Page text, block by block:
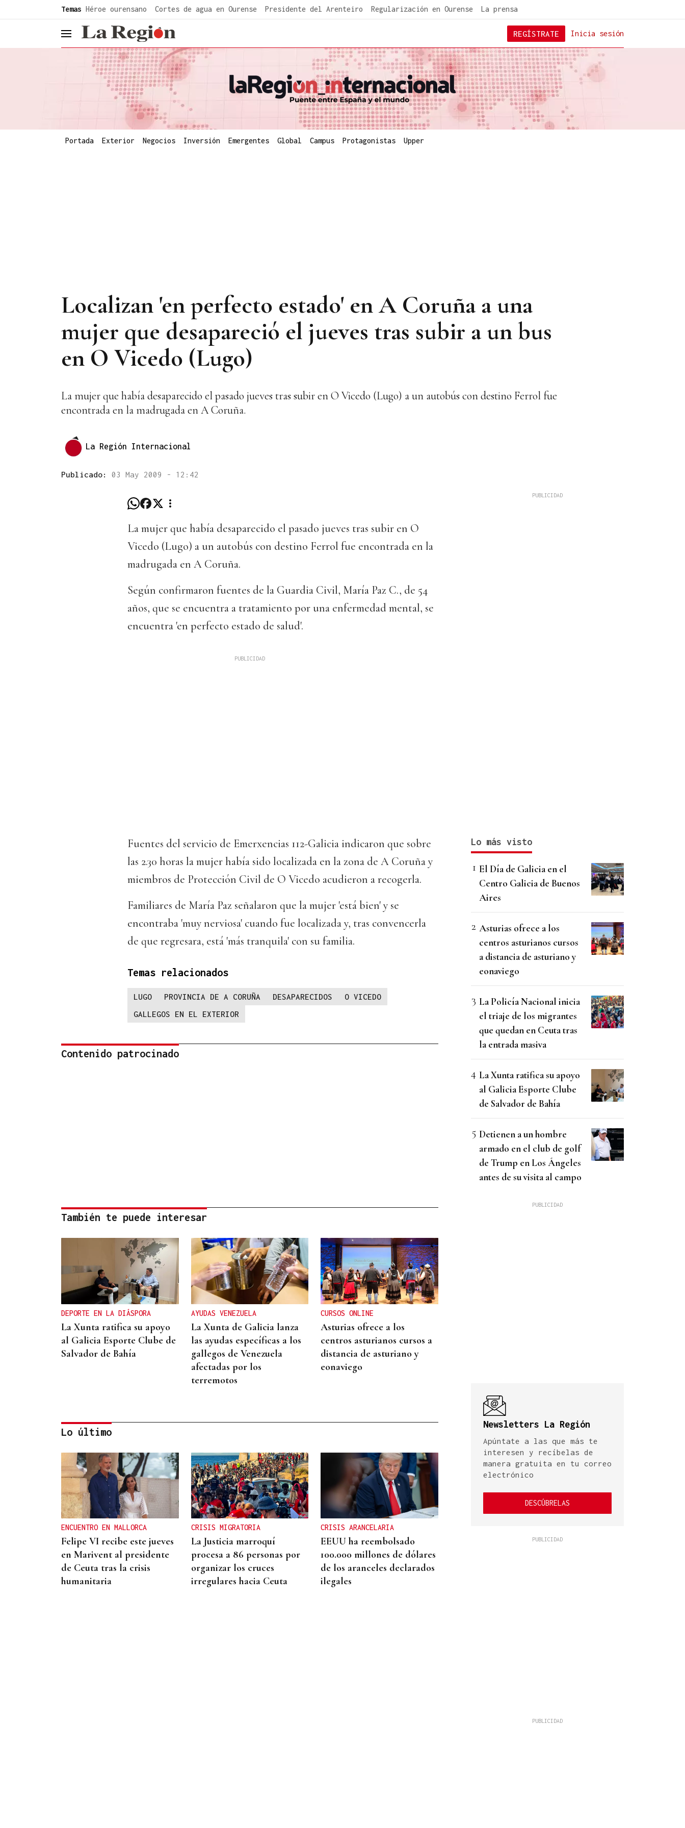
Temas Héroe ourensano Cortes de agua en Ourense Presidente del Arenteiro Regularización en Ourense La prensa
header.menu.open Inicia sesión
REGÍSTRATE
Portada Exterior Negocios Inversión Emergentes Global Campus Protagonistas Upper
Localizan 'en perfecto estado' en A Coruña a una
mujer que desapareció el jueves tras subir a un bus
en O Vicedo (Lugo)
La mujer que había desaparecido el pasado jueves tras subir en O Vicedo (Lugo) a un autobús con destino Ferrol fue
encontrada en la madrugada en A Coruña.
La Región Internacional
Publicado: 03 May 2009 - 12:42
La mujer que había desaparecido el pasado jueves tras subir en O
Vicedo (Lugo) a un autobús con destino Ferrol fue encontrada en la
madrugada en A Coruña.
Según confirmaron fuentes de la Guardia Civil, María Paz C., de 54
años, que se encuentra a tratamiento por una enfermedad mental, se
encuentra 'en perfecto estado de salud'.
Fuentes del servicio de Emerxencias 112-Galicia indicaron que sobre
las 2.30 horas la mujer había sido localizada en la zona de A Coruña y
miembros de Protección Civil de O Vicedo acudieron a recogerla.
Familiares de María Paz señalaron que la mujer 'está bien' y se
encontraba 'muy nerviosa' cuando fue localizada y, tras convencerla
de que regresara, está 'más tranquila' con su familia.
Temas relacionados
LUGO PROVINCIA DE A CORUÑA DESAPARECIDOS
O VICEDO
GALLEGOS EN EL EXTERIOR
Contenido patrocinado
También te puede interesar
DEPORTE EN LA DIÁSPORA
La Xunta ratifica su apoyo
al Galicia Esporte Clube de
Salvador de Bahía
AYUDAS VENEZUELA
La Xunta de Galicia lanza
las ayudas específicas a los
gallegos de Venezuela
afectadas por los
terremotos
CURSOS ONLINE
Asturias ofrece a los
centros asturianos cursos a
distancia de asturiano y
eonaviego
CONCIERTO EN PARÍS
La música de Vigo
conquista París con una
misa solemne y dos
memorables conciertos
Lo último
ENCUENTRO EN MALLORCA
Felipe VI recibe este jueves
en Marivent al presidente
de Ceuta tras la crisis
humanitaria
CRISIS MIGRATORIA
La Justicia marroquí
procesa a 86 personas por
organizar los cruces
irregulares hacia Ceuta
CRISIS ARANCELARIA
EEUU ha reembolsado
100.000 millones de dólares
de los aranceles declarados
ilegales
Lo más visto
El Día de Galicia en el
Centro Galicia de Buenos
Aires
Asturias ofrece a los
centros asturianos cursos
a distancia de asturiano y
eonaviego
La Policía Nacional inicia
el triaje de los migrantes
que quedan en Ceuta tras
la entrada masiva
La Xunta ratifica su apoyo
al Galicia Esporte Clube
de Salvador de Bahía
Detienen a un hombre
armado en el club de golf
de Trump en Los Ángeles
antes de su visita al campo
Newsletters La Región
Apúntate a las que más te
interesen y recíbelas de
manera gratuita en tu correo
electrónico
DESCÚBRELAS